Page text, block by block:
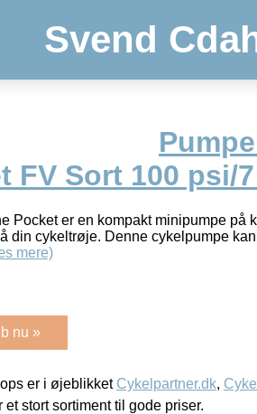
Svend
FV Sort 100 psi/
Pocket er en kompakt minipumpe på
din cykeltrøje. Denne cykelpumpe
mere)
nu »
er i øjeblikket Cykelpartner.dk,
et stort sortiment til gode priser.